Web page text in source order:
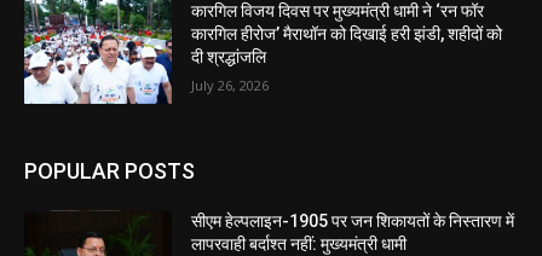
कारगिल विजय दिवस पर मुख्यमंत्री धामी ने ‘रन फॉर
कारगिल हीरोज’ मैराथॉन को दिखाई हरी झंडी, शहीदों को
दी श्रद्धांजलि
July 26, 2026
POPULAR POSTS
सीएम हेल्पलाइन-1905 पर जन शिकायतों के निस्तारण में
लापरवाही बर्दाश्त नहीं: मुख्यमंत्री धामी